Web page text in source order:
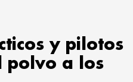
y pilotos
polvo a los